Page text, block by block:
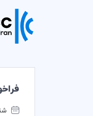
شنبه 20